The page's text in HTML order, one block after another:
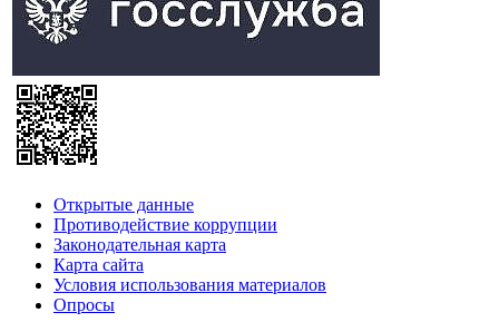
Открытые данные
Противодействие коррупции
Законодательная карта
Карта сайта
Условия использования материалов
Опросы